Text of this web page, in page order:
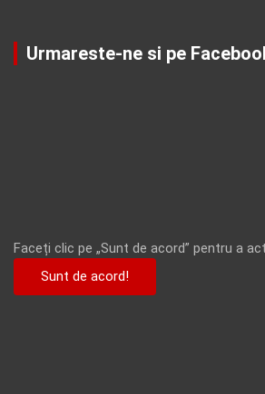
Urmareste-ne si pe
Faceți clic pe „Sunt de acord” pentru a
Sunt de acord!